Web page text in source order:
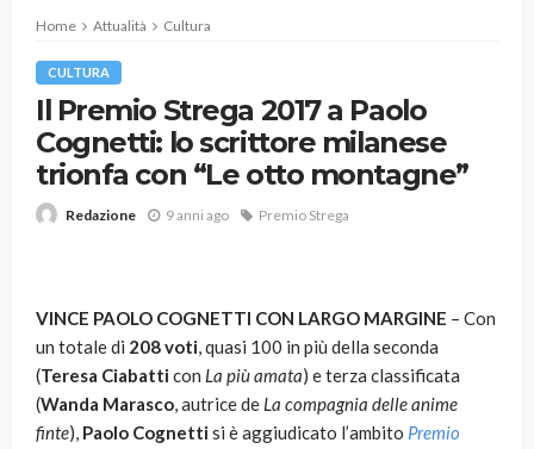
Home Attualità Cultura
CULTURA
Il Premio Strega 2017 a Paolo
Cognetti: lo scrittore milanese
trionfa con “Le otto montagne”
Redazione 9 anni ago Premio Strega
VINCE PAOLO COGNETTI CON LARGO MARGINE – Con
un totale di 208 voti, quasi 100 in più della seconda
(Teresa Ciabatticon La più amata) e terza classificata
(Wanda Marasco, autrice de La compagnia delle anime
finte), Paolo Cognettisi è aggiudicato l’ambito Premio